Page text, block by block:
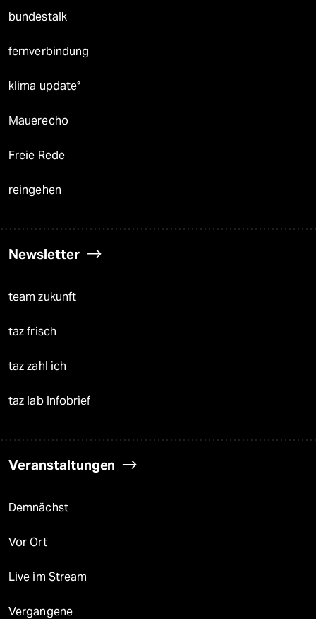
bundestalk
fernverbindung
klima update°
Mauerecho
Freie Rede
reingehen
Newsletter
team zukunft
taz frisch
taz zahl ich
taz lab Infobrief
Veranstaltungen
Demnächst
Vor Ort
Live im Stream
Vergangene